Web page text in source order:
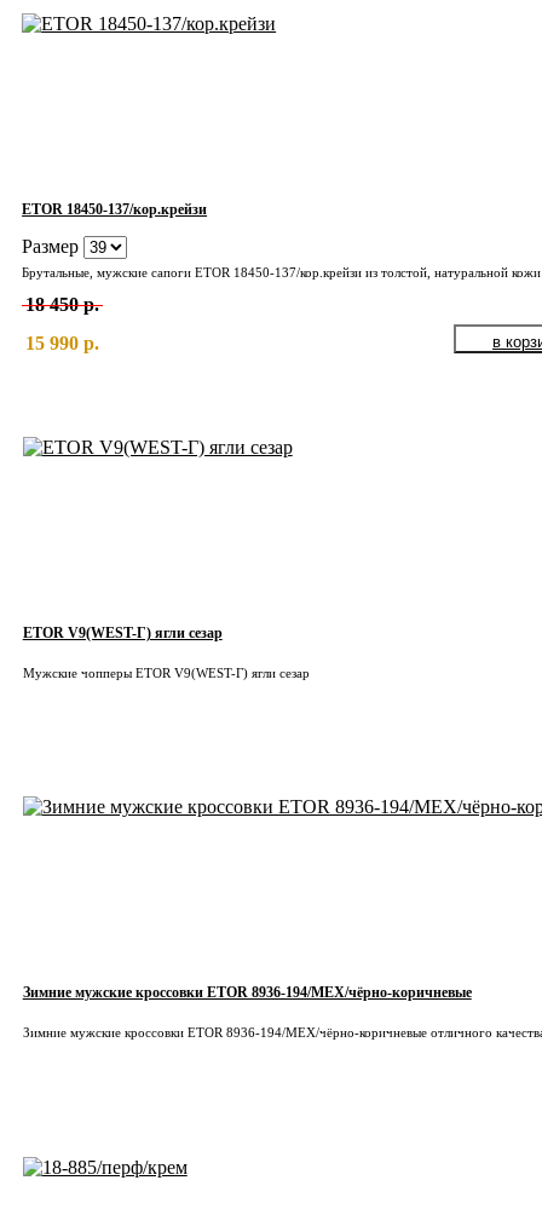
ETOR 18450-137/кор.крейзи
Размер
18 450 р.
15 990 р.
ETOR V9(WEST-Г) ягли сезар
Мужские чопперы ETOR V9(WEST-Г) ягли сезар
Зимние мужские кроссовки ETOR 8936-194/МЕХ/чёрно-коричневые
Зимние мужские кроссовки ETOR 8936-194/МЕХ/чёрно-коричневые отличного